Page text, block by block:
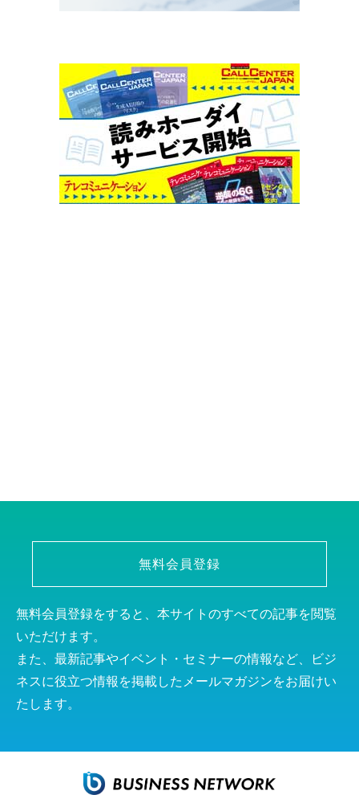
無料会員登録
無料会員登録をすると、本サイトのすべての記事を閲覧
いただけます。
また、最新記事やイベント・セミナーの情報など、ビジ
ネスに役立つ情報を掲載したメールマガジンをお届けい
たします。